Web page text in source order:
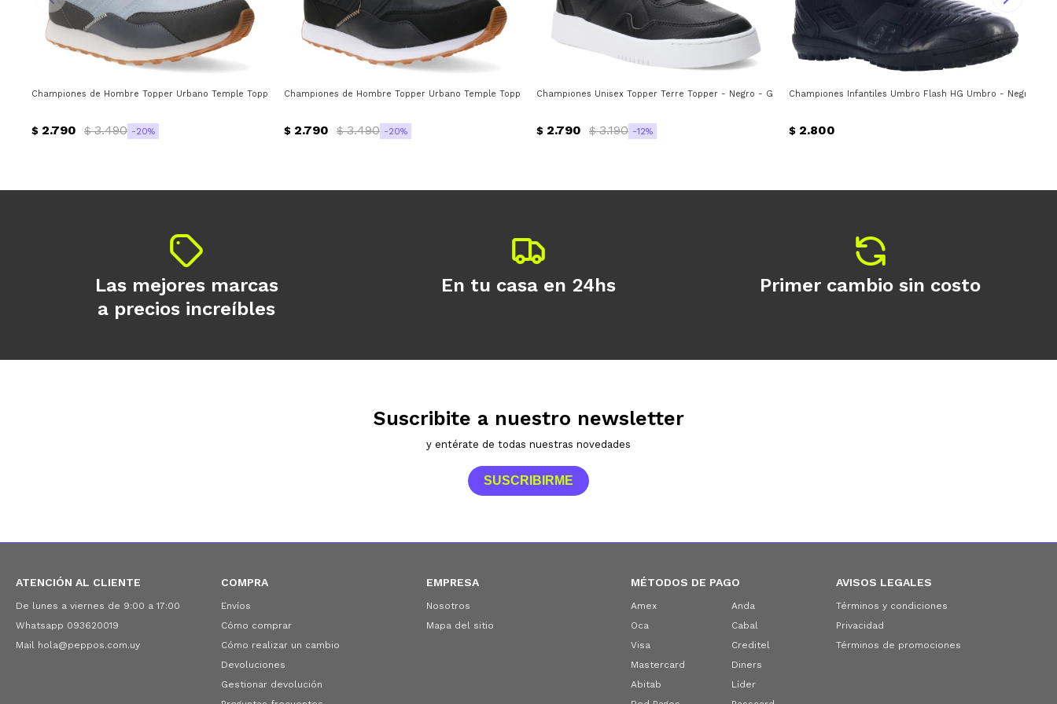
Championes de Hombre Topper Urbano Temple Topper - Gris - Magenta
$ 2.790 $ 3.490 20
Championes de Hombre Topper Urbano Temple Topper - Negro - Gris
$ 2.790 $ 3.490 20
Championes Unisex Topper Terre Topper - Negro - Gris
$ 2.790 $ 3.190 12
Championes Infantiles Umbro Flash HG Umbro - Negro
$ 2.800
ATENCIÓN AL CLIENTE
De lunes a viernes de 9:00 a 17:00
Whatsapp 093620019
Mail hola@peppos.com.uy
COMPRA
Envíos
Cómo comprar
Cómo realizar un cambio
Devoluciones
Gestionar devolución
EMPRESA
Nosotros
Mapa del sitio
MÉTODOS DE PAGO
Amex
Oca
Visa
Mastercard
Abitab
Anda
Cabal
Creditel
Diners
Líder
AVISOS LEGALES
Términos y condiciones
Privacidad
Términos de promociones
Las mejores marcas
a precios increíbles
En tu casa en 24hs Primer cambio sin costo
Suscribite a nuestro newsletter
y entérate de todas nuestras novedades
SUSCRIBIRME